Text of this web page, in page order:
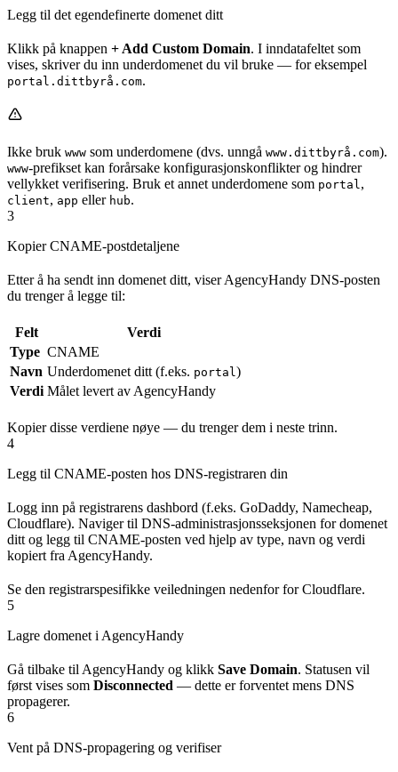
Legg til det egendefinerte domenet ditt
Klikk på knappen + Add Custom Domain. I inndatafeltet som
vises, skriver du inn underdomenet du vil bruke — for eksempel
portal.dittbyrå.com.
Ikke bruk www som underdomene (dvs. unngå www.dittbyrå.com).
www-prefikset kan forårsake konfigurasjonskonflikter og hindrer
vellykket verifisering. Bruk et annet underdomene som portal ,
client, app eller hub.
3
Kopier CNAME-postdetaljene
Etter å ha sendt inn domenet ditt, viser AgencyHandy DNS-posten
du trenger å legge til:
Felt
Verdi
Type CNAME
Navn Underdomenet ditt (f.eks. portal )
Verdi Målet levert av AgencyHandy
Kopier disse verdiene nøye — du trenger dem i neste trinn.
4
Legg til CNAME-posten hos DNS-registraren din
Logg inn på registrarens dashbord (f.eks. GoDaddy, Namecheap,
Cloudflare). Naviger til DNS-administrasjonsseksjonen for domenet
ditt og legg til CNAME-posten ved hjelp av type, navn og verdi
kopiert fra AgencyHandy.
Se den registrarspesifikke veiledningen nedenfor for Cloudflare.
5
Lagre domenet i AgencyHandy
Gå tilbake til AgencyHandy og klikk Save Domain. Statusen vil
først vises som Disconnected — dette er forventet mens DNS
propagerer.
6
Vent på DNS-propagering og verifiser